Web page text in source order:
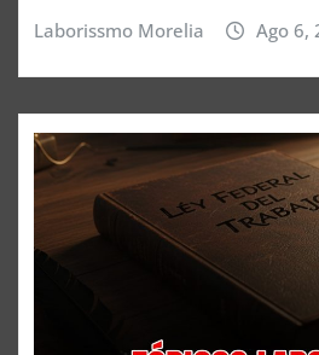
Laborissmo Morelia Ago 6,